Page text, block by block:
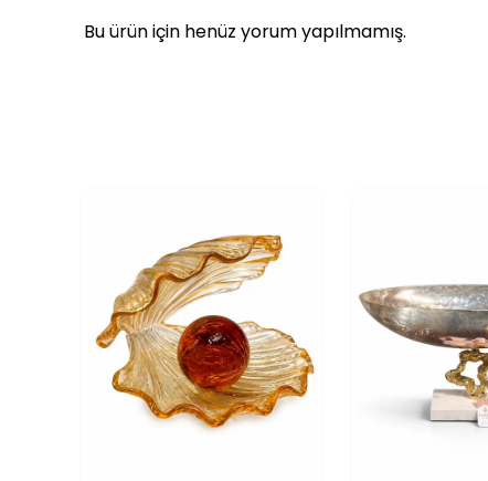
Bu ürün için henüz yorum yapılmamış.